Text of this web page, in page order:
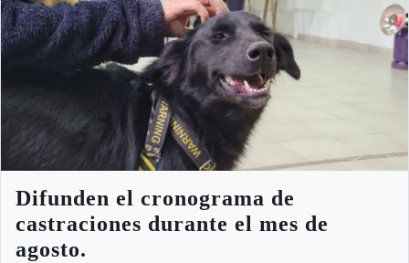
Difunden el cronograma de
castraciones durante el mes de
agosto.